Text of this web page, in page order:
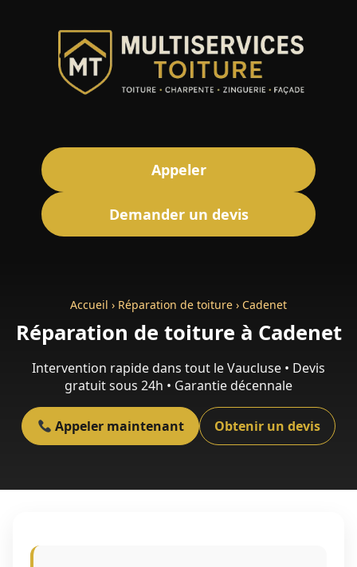
Appeler
Demander un devis
Accueil › Réparation de toiture › Cadenet
Réparation de toiture à Cadenet
Intervention rapide dans tout le Vaucluse • Devis
gratuit sous 24h • Garantie décennale
Appeler maintenant Obtenir un devis